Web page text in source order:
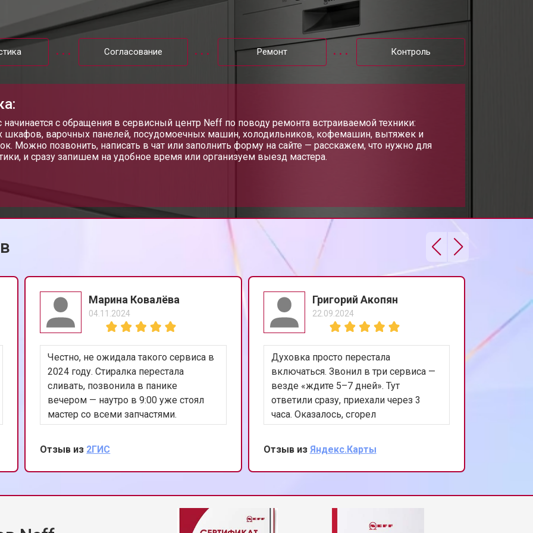
от 50 мин от 1600 ₽ Заказать
от 40 мин от 850 ₽ Заказать
от 70 мин от 2200 ₽
от 1600 ₽
протечек от 70 мин от 1800 ₽ Заказать
от 40 мин от 1200 ₽ Заказать
от 50 мин от 1100 ₽
от 2450 ₽
от 60 мин от 1550 ₽
Согласование Ремонт Контроль
начинается с обращения в сервисный центр Neff по поводу ремонта встраиваемой техники:
шкафов, варочных панелей, посудомоечных машин, холодильников, кофемашин, вытяжек и
Можно позвонить, написать в чат или заполнить форму на сайте — расскажем, что нужно для
и сразу запишем на удобное время или организуем выезд мастера.
Марина Ковалёва
04.11.2024
Честно, не ожидала такого сервиса в
2024 году. Стиралка перестала
сливать, позвонила в панике
вечером — наутро в 9:00 уже стоял
мастер со всеми запчастями.
Поменял насос, показал старый
(действительно умер). Аккуратно, в
бахилах, всё убрал за собой. 10 из 10,
рекомендую!
Отзыв из 2ГИС
Григорий Акопян
22.09.2024
Духовка просто перестала
включаться. Звонил в три сервиса —
везде «ждите 5–7 дней». Тут
ответили сразу, приехали через 3
часа. Оказалось, сгорел
предохранитель и ещё мелочь.
Починили на месте за 20 минут. Цена
в два раза ниже, чем называли
другие. Спасибо, что спасли
Отзыв из Яндекс.Карты